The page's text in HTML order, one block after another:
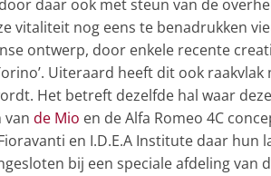
daar ook met steun van de
vitaliteit nog eens te benadrukken
ontwerp, door enkele recente
Uiteraard heeft dit ook
Het betreft dezelfde hal waar
van de Mio en de Alfa Romeo 4C
en I.D.E.A Institute daar hun
bij een speciale afdeling van